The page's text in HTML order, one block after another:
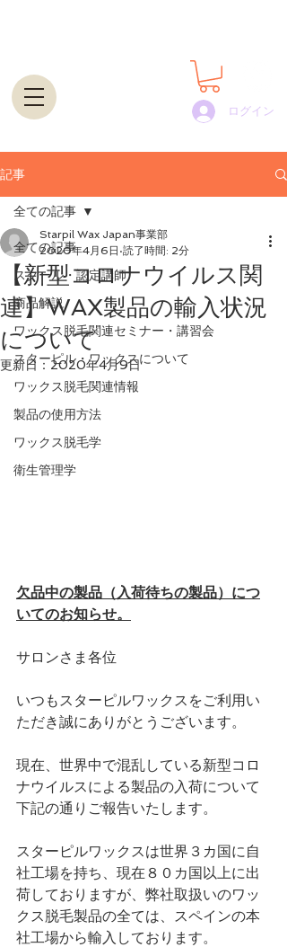
ログイン
記事
全ての記事
スクール・認定講師
商品解説
ワックス脱毛関連セミナー・講習会
スターピル・ワックスについて
ワックス脱毛関連情報
製品の使用方法
ワックス脱毛学
衛生管理学
全ての記事
【新型コロナウイルス関
連】WAX製品の輸入状況
について
Starpil Wax Japan事業部
2020年4月6日 読了時間: 2分
更新日： 2020年4月9日
欠品中の製品（入荷待ちの製品）につ
いてのお知らせ。
サロンさま各位
いつもスターピルワックスをご利用い
ただき誠にありがとうございます。
現在、世界中で混乱している新型コロ
ナウイルスによる製品の入荷について
下記の通りご報告いたします。
スターピルワックスは世界３カ国に自
社工場を持ち、現在８０カ国以上に出
荷しておりますが、弊社取扱いのワッ
クス脱毛製品の全ては、スペインの本
社工場から輸入しております。